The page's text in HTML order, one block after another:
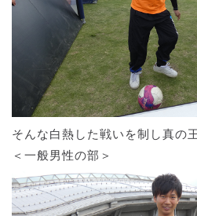
そんな白熱した戦いを制し真の
＜一般男性の部＞